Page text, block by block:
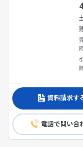
資料請求す
電話で問い合